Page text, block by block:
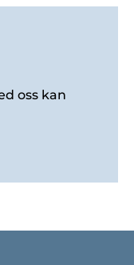
oss kan